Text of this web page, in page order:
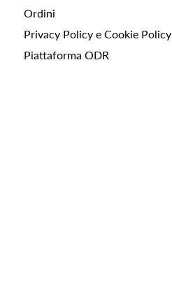
Ordini
Privacy Policy e Cookie Policy
Piattaforma ODR